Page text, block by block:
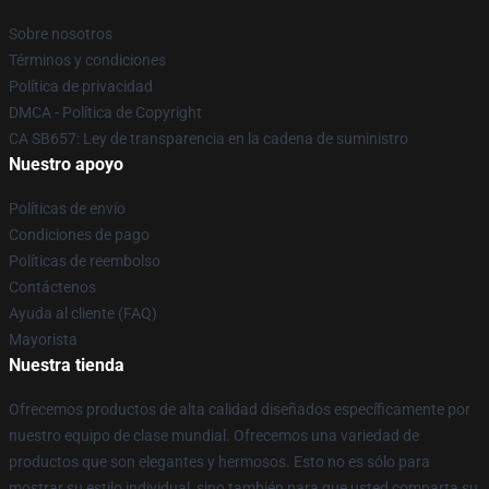
Sobre nosotros
Términos y condiciones
Política de privacidad
DMCA - Política de Copyright
CA SB657: Ley de transparencia en la cadena de suministro
Nuestro apoyo
Políticas de envío
Condiciones de pago
Políticas de reembolso
Contáctenos
Ayuda al cliente (FAQ)
Mayorista
Nuestra tienda
Ofrecemos productos de alta calidad diseñados específicamente por
nuestro equipo de clase mundial. Ofrecemos una variedad de
productos que son elegantes y hermosos. Esto no es sólo para